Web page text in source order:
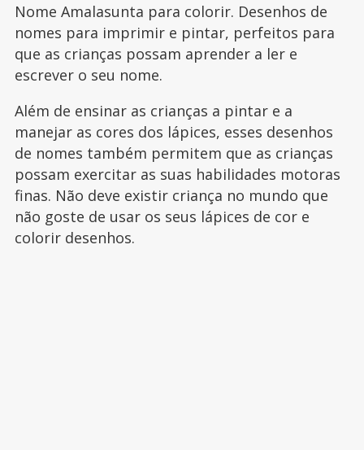
Nome Amalasunta para colorir. Desenhos de
nomes para imprimir e pintar, perfeitos para
que as crianças possam aprender a ler e
escrever o seu nome.
Além de ensinar as crianças a pintar e a
manejar as cores dos lápices, esses desenhos
de nomes também permitem que as crianças
possam exercitar as suas habilidades motoras
finas. Não deve existir criança no mundo que
não goste de usar os seus lápices de cor e
colorir desenhos.